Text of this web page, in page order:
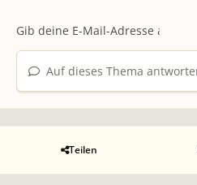
Auf dieses Thema
Teilen